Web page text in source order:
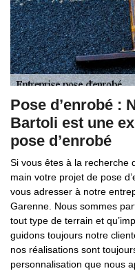
Pose d’enrobé :
Bartoli est une
pose d’enrobé
Si vous êtes à la recherche
main votre projet de pose
vous adresser à notre
Garenne. Nous sommes
tout type de terrain et
guidons toujours notre
nos réalisations sont
personnalisation que nous